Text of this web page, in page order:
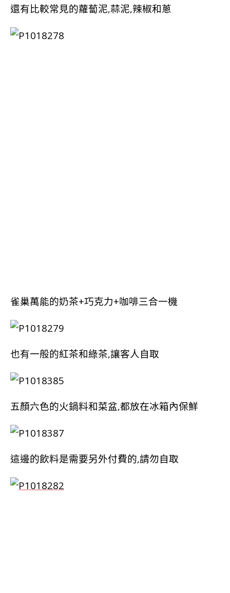
還有比較常見的蘿蔔泥,蒜泥,辣椒和蔥
雀巢萬能的奶茶+巧克力+咖啡三合一機
也有一般的紅茶和綠茶,讓客人自取
五顏六色的火鍋料和菜盆,都放在冰箱內保鮮
這邊的飲料是需要另外付費的,請勿自取